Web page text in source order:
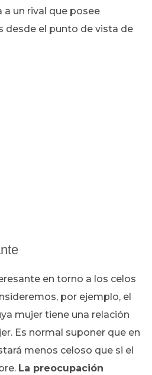
a un rival que posee
desde el punto de vista de
en torno a los celos
por ejemplo, el
mujer tiene una relación
Es normal suponer que en
menos celoso que si el
La preocupación